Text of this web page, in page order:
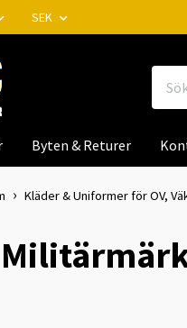
SEK
Byten & Returer
Kläder & Uniformer för OV,